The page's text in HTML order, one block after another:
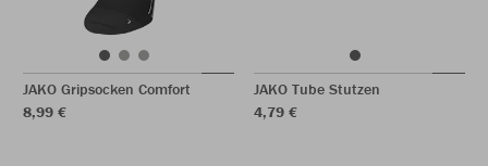
JAKO Gripsocken Comfort
8,99 €
JAKO Tube Stutzen
4,79 €